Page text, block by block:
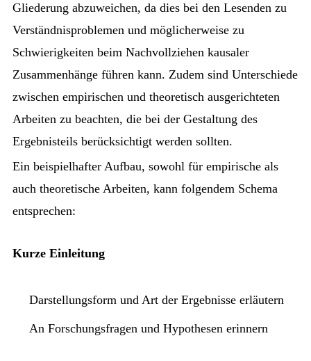
Gliederung abzuweichen, da dies bei den Lesenden zu
Verständnisproblemen und möglicherweise zu
Schwierigkeiten beim Nachvollziehen kausaler
Zusammenhänge führen kann. Zudem sind Unterschiede
zwischen empirischen und theoretisch ausgerichteten
Arbeiten zu beachten, die bei der Gestaltung des
Ergebnisteils berücksichtigt werden sollten.
Ein beispielhafter Aufbau, sowohl für empirische als
auch theoretische Arbeiten, kann folgendem Schema
entsprechen:
Kurze Einleitung
Darstellungsform und Art der Ergebnisse erläutern
An Forschungsfragen und Hypothesen erinnern